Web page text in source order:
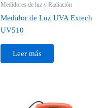
Medidores de luz y Radiación
Medidor de Luz UVA Extech
UV510
Leer más